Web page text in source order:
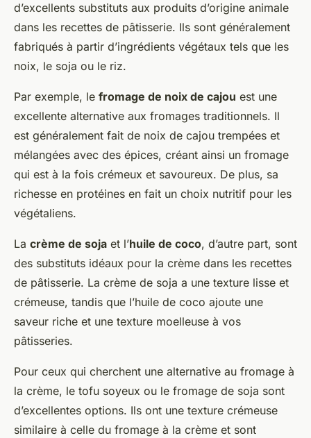
d’excellents substituts aux produits d’origine animale
dans les recettes de pâtisserie. Ils sont généralement
fabriqués à partir d’ingrédients végétaux tels que les
noix, le soja ou le riz.
Par exemple, le fromage de noix de cajou est une
excellente alternative aux fromages traditionnels. Il
est généralement fait de noix de cajou trempées et
mélangées avec des épices, créant ainsi un fromage
qui est à la fois crémeux et savoureux. De plus, sa
richesse en protéines en fait un choix nutritif pour les
végétaliens.
La crème de soja et l’huile de coco, d’autre part, sont
des substituts idéaux pour la crème dans les recettes
de pâtisserie. La crème de soja a une texture lisse et
crémeuse, tandis que l’huile de coco ajoute une
saveur riche et une texture moelleuse à vos
pâtisseries.
Pour ceux qui cherchent une alternative au fromage à
la crème, le tofu soyeux ou le fromage de soja sont
d’excellentes options. Ils ont une texture crémeuse
similaire à celle du fromage à la crème et sont